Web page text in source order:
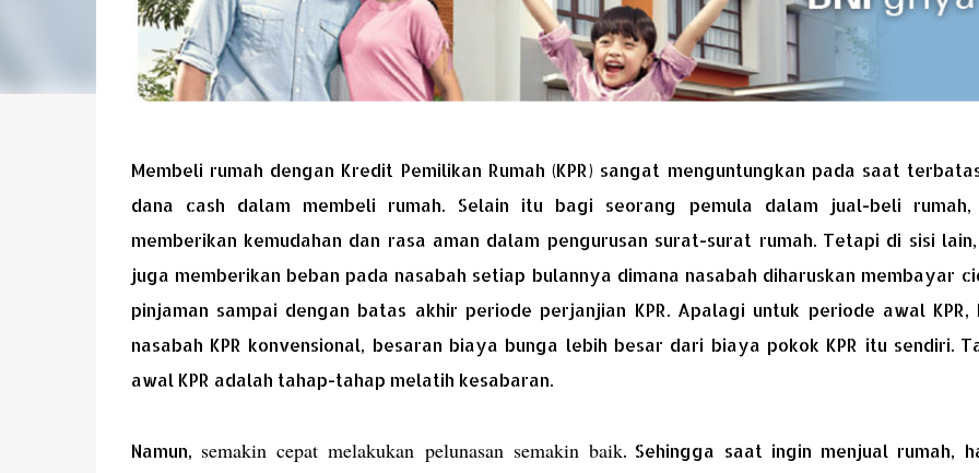
Membeli rumah dengan Kredit Pemilikan Rumah (KPR) sangat menguntungkan pada saat
dana cash dalam membeli rumah. Selain itu bagi seorang pemula dalam jual-beli rumah,
memberikan kemudahan dan rasa aman dalam pengurusan surat-surat rumah. Tetapi di sisi lain,
juga memberikan beban pada nasabah setiap bulannya dimana nasabah diharuskan membayar
pinjaman sampai dengan batas akhir periode perjanjian KPR. Apalagi untuk periode awal KPR,
nasabah KPR konvensional, besaran biaya bunga lebih besar dari biaya pokok KPR itu sendiri.
awal KPR adalah tahap-tahap melatih kesabaran.
Namun, semakin cepat melakukan pelunasan semakin baik. Sehingga saat ingin menjual rumah,